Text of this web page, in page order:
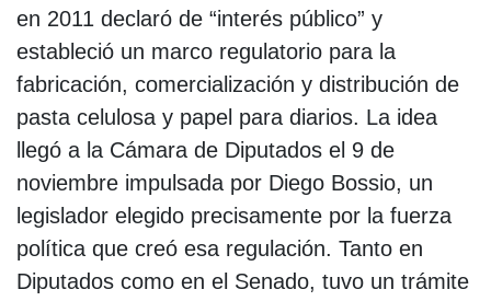
en 2011 declaró de “interés público” y
estableció un marco regulatorio para la
fabricación, comercialización y distribución de
pasta celulosa y papel para diarios. La idea
llegó a la Cámara de Diputados el 9 de
noviembre impulsada por Diego Bossio, un
legislador elegido precisamente por la fuerza
política que creó esa regulación. Tanto en
Diputados como en el Senado, tuvo un trámite